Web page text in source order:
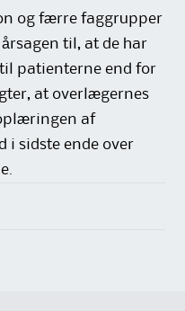
og færre faggrupper
til, at de har
patienterne end for
at overlægernes
af
i sidste ende over